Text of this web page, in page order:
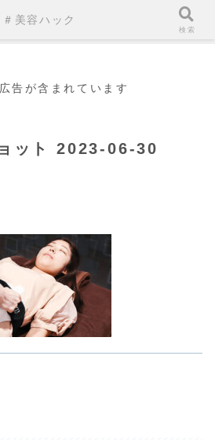
告が含まれています
ット 2023-06-30
＃美容ハック
検索